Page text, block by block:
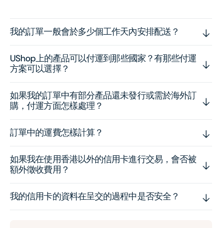
我的訂單一般會於多少個工作天內安排配送？
UShop上的產品可以付運到那些國家？有那些付運
方案可以選擇？
如果我的訂單中有部分產品還未發行或需於海外訂
購，付運方面怎樣處理？
訂單中的運費怎樣計算？
如果我在使用香港以外的信用卡進行交易，會否被
額外徵收費用？
我的信用卡的資料在呈交的過程中是否安全？